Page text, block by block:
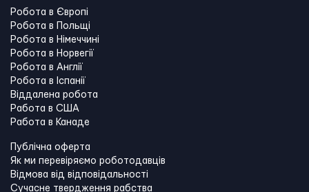
Робота в Європі
Робота в Польщі
Робота в Німеччині
Робота в Норвегії
Робота в Англії
Робота в Іспанії
Віддалена робота
Работа в США
Работа в Канадe
Публічна оферта
Як ми перевіряємо роботодавців
Відмова від відповідальності
Сучасне твердження рабства